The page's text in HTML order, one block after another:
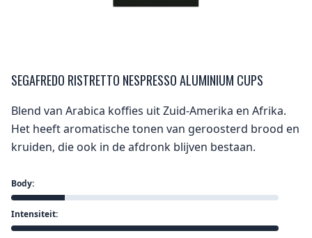
SEGAFREDO RISTRETTO NESPRESSO ALUMINIUM CUPS
Blend van Arabica koffies uit Zuid-Amerika en Afrika.
Het heeft aromatische tonen van geroosterd brood en
kruiden, die ook in de afdronk blijven bestaan.
Body:
Intensiteit: